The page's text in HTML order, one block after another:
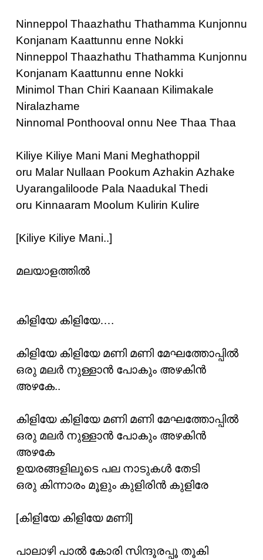
Ninneppol Thaazhathu Thathamma Kunjonnu
Konjanam Kaattunnu enne Nokki
Ninneppol Thaazhathu Thathamma Kunjonnu
Konjanam Kaattunnu enne Nokki
Minimol Than Chiri Kaanaan Kilimakale
Niralazhame
Ninnomal Ponthooval onnu Nee Thaa Thaa
Kiliye Kiliye Mani Mani Meghathoppil
oru Malar Nullaan Pookum Azhakin Azhake
Uyarangaliloode Pala Naadukal Thedi
oru Kinnaaram Moolum Kulirin Kulire
[Kiliye Kiliye Mani..]
മലയാളത്തില്‍
കിളിയേ കിളിയേ….
കിളിയേ കിളിയേ മണി മണി മേഘത്തോപ്പില്‍
ഒരു മലര്‍ നുള്ളാന്‍ പോകും അഴകിന്‍
അഴകേ..
കിളിയേ കിളിയേ മണി മണി മേഘത്തോപ്പില്‍
ഒരു മലര്‍ നുള്ളാന്‍ പോകും അഴകിന്‍
അഴകേ
ഉയരങ്ങളിലൂടെ പല നാടുകള്‍ തേടി
ഒരു കിന്നാരം മൂളും കുളിരിന്‍ കുളിരേ
[കിളിയേ കിളിയേ മണി]
പാലാഴി പാല്‍ കോരി സിന്ദൂരപ്പൂ തൂകി